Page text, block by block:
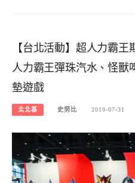
【台北活動】超人力霸
人力霸王彈珠汽水、怪獸
墊遊戲
北北基 史努比 2019-07-31